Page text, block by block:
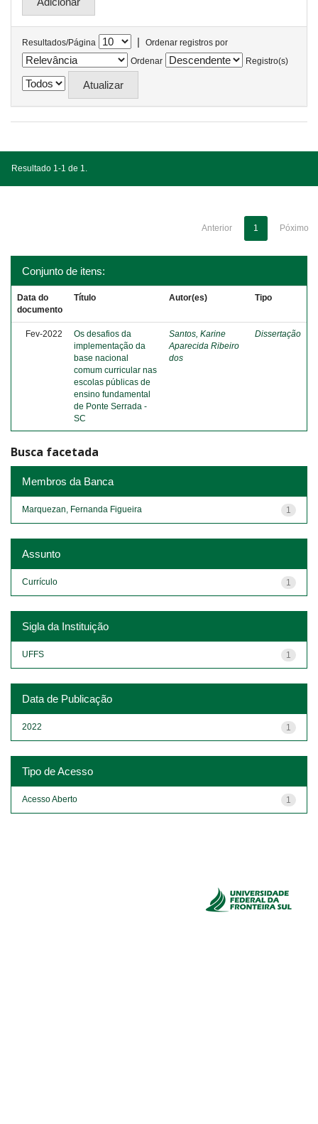
Resultados/Página |
Ordenar registros por
Ordenar
Registro(s)
Resultado 1-1 de 1.
Anterior 1 Póximo
Conjunto de itens:
Data do
documento
Título Autor(es) Tipo
Fev-2022
Os desafios da
implementação da
base nacional
comum curricular nas
escolas públicas de
ensino fundamental
de Ponte Serrada -
SC
Santos, Karine
Aparecida Ribeiro
dos
Dissertação
Busca facetada
Membros da Banca
1
Marquezan, Fernanda Figueira
Assunto
1
Currículo
Sigla da Instituição
1
UFFS
Data de Publicação
1
2022
Tipo de Acesso
1
Acesso Aberto